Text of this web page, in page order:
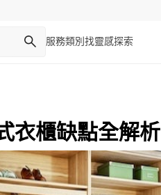
服務類別 找靈感探索
衣櫃缺點全解析